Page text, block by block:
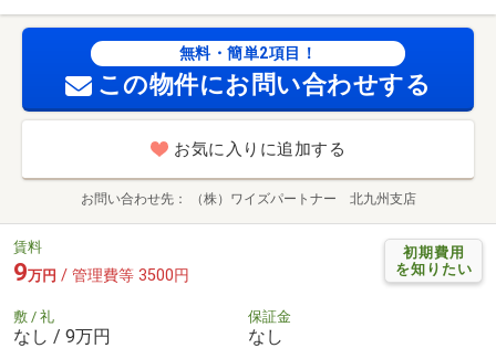
無料・簡単2項目！
この物件にお問い合わせする
お気に入りに追加する
お問い合わせ先 （株）ワイズパートナー 北九州支店
初期費用
を知りたい
賃料
9万円 / 管理費等 3500円
敷 / 礼
なし / 9万円
保証金
なし